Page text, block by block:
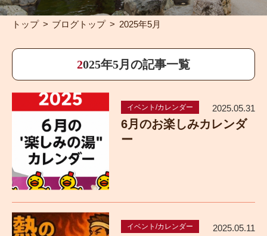
トップ ブログトップ 2025年5月
2025年5月の記事一覧
イベント/カレンダー 2025.05.31
6月のお楽しみカレンダ
ー
イベント/カレンダー 2025.05.11